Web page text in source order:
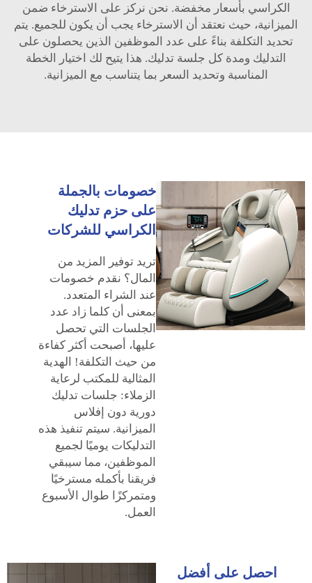
الكراسي بأسعار مخفضة. نحن نركز على الاسترخاء ضمن
الميزانية، حيث نعتقد أن الاسترخاء يجب أن يكون للجميع. يتم
تحديد التكلفة بناءً على عدد الموظفين الذين يحصلون على
التدليك ومدة كل جلسة تدليك. هذا يتيح لك اختيار الخطة
المناسبة وتحديد السعر بما يتناسب مع الميزانية.
خصومات بالجملة
على حزم تدليك
الكراسي للشركات
تريد توفير المزيد من
المال؟ نقدم خصومات
عند الشراء المتعدد.
بمعنى أن كلما زاد عدد
الجلسات التي تحصل
عليها، أصبحت أكثر كفاءة
من حيث التكلفة! الهدية
المثالية للمكتب لرعاية
الزملاء: جلسات تدليك
دورية دون إفلاس
الميزانية. سيتم تنفيذ هذه
التدليكات يوميًا لجميع
الموظفين، مما سيبقي
فريقنا بأكمله مسترخيًا
ومتمركزًا طوال الأسبوع
العمل.
احصل على أفضل